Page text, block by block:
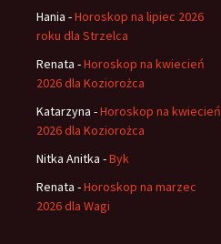
Hania -Horoskop na lipiec 2026
roku dla Strzelca
Renata -Horoskop na kwiecień
2026 dla Koziorożca
Katarzyna -Horoskop na kwiecień
2026 dla Koziorożca
Nitka Anitka -Byk
Renata -Horoskop na marzec
2026 dla Wagi